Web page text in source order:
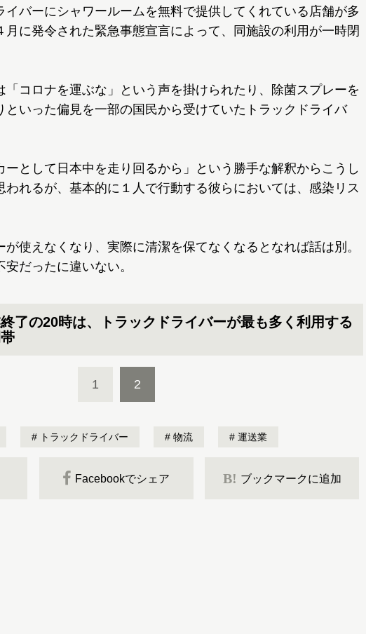
イバーにシャワールームを無料で提供してくれている店舗が多
月に発令された緊急事態宣言によって、同施設の利用が一時閉
コロナを運ぶな」という声を掛けられたり、除菌スプレーを
といった偏見を一部の国民から受けていたトラックドライバ
ーとして日本中を走り回るから」という勝手な解釈からこうし
われるが、基本的に１人で行動する彼らにおいては、感染リス
使えなくなり、実際に清潔を保てなくなるとなれば話は別。
だったに違いない。
了の20時は、トラックドライバーが最も多く利用する
1 2
トラックドライバー 物流 運送業
Facebookでシェア B! ブックマークに追加